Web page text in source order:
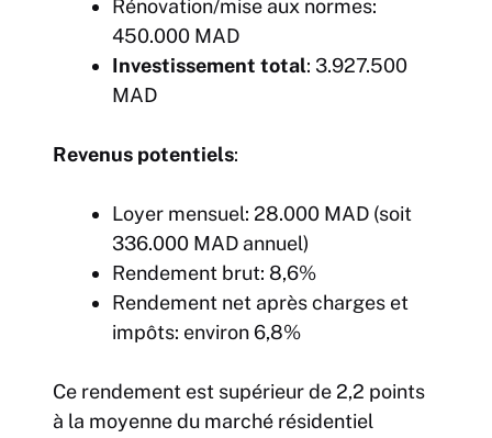
Rénovation/mise aux normes:
450.000 MAD
Investissement total: 3.927.500
MAD
Revenus potentiels:
Loyer mensuel: 28.000 MAD (soit
336.000 MAD annuel)
Rendement brut: 8,6%
Rendement net après charges et
impôts: environ 6,8%
Ce rendement est supérieur de 2,2 points
à la moyenne du marché résidentiel